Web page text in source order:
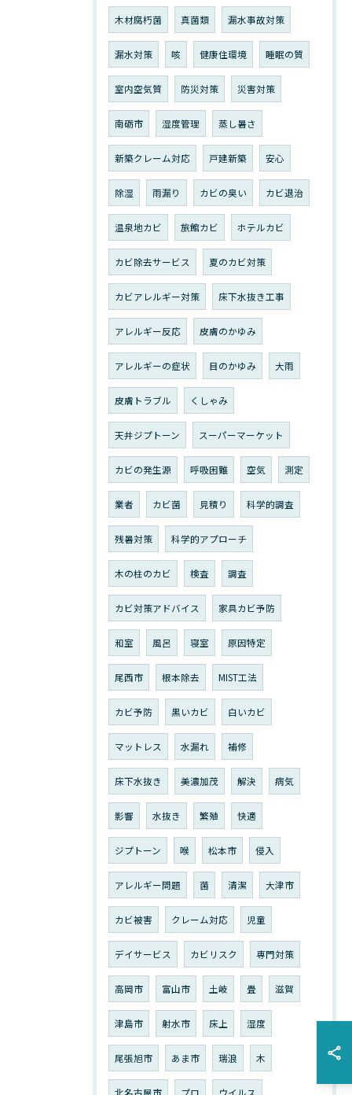
木材腐朽菌 真菌類 漏水事故対策
漏水対策 咳 健康住環境 睡眠の質
室内空気質 防災対策 災害対策
南砺市 湿度管理 蒸し暑さ
新築クレーム対応 戸建新築 安心
除湿 雨漏り カビの臭い カビ退治
温泉地カビ 旅館カビ ホテルカビ
カビ除去サービス 夏のカビ対策
カビアレルギー対策 床下水抜き工事
アレルギー反応 皮膚のかゆみ
アレルギーの症状 目のかゆみ 大雨
皮膚トラブル くしゃみ
天井ジプトーン スーパーマーケット
カビの発生源 呼吸困難 空気 測定
業者 カビ菌 見積り 科学的調査
残暑対策 科学的アプローチ
木の柱のカビ 検査 調査
カビ対策アドバイス 家具カビ予防
和室 風呂 寝室 原因特定
尾西市 根本除去 MIST工法
カビ予防 黒いカビ 白いカビ
マットレス 水漏れ 補修
床下水抜き 美濃加茂 解決 病気
影響 水抜き 繁殖 快適
ジプトーン 喉 松本市 侵入
アレルギー問題 菌 清潔 大津市
カビ被害 クレーム対応 児童
デイサービス カビリスク 専門対策
高岡市 富山市 土岐 畳 滋賀
津島市 射水市 床上 湿度
尾張旭市 あま市 瑞浪 木
北名古屋市 プロ ウイルス